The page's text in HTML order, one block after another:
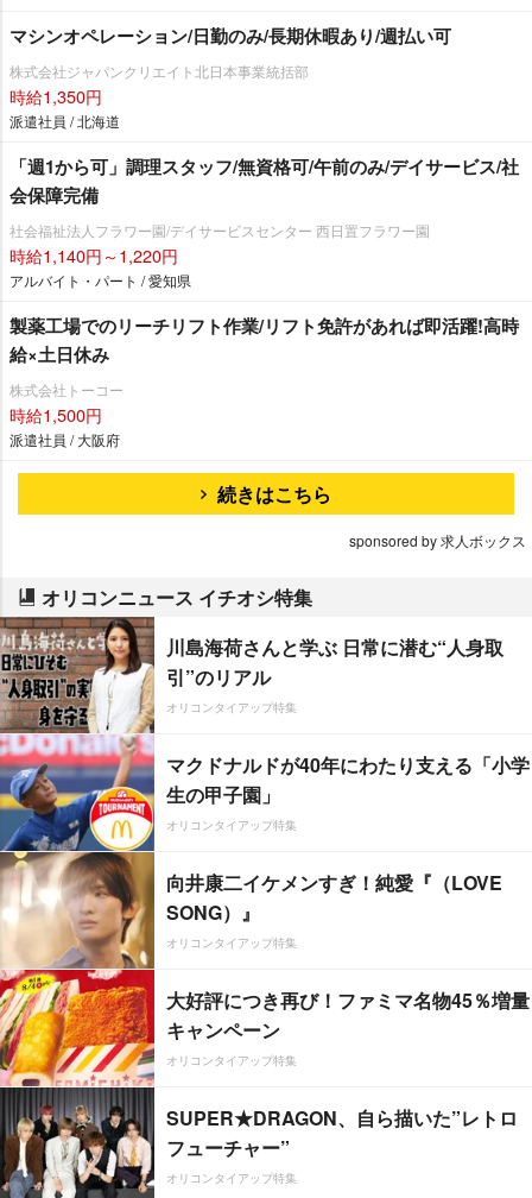
マシンオペレーション/日勤のみ/長期休暇あり/週払い可
株式会社ジャパンクリエイト北日本事業統括部
時給1,350円
派遣社員 / 北海道
「週1から可」調理スタッフ/無資格可/午前のみ/デイサービス/社
会保障完備
社会福祉法人フラワー園/デイサービスセンター 西日置フラワー園
時給1,140円～1,220円
アルバイト・パート / 愛知県
製薬工場でのリーチリフト作業/リフト免許があれば即活躍!高時
給×土日休み
株式会社トーコー
時給1,500円
派遣社員 / 大阪府
続きはこちら
sponsored by 求人ボックス
オリコンニュース イチオシ特集
川島海荷さんと学ぶ 日常に潜む“人身取
引”のリアル
オリコンタイアップ特集
マクドナルドが40年にわたり支える「小学
生の甲子園」
オリコンタイアップ特集
向井康二イケメンすぎ！純愛『（LOVE
SONG）』
オリコンタイアップ特集
大好評につき再び！ファミマ名物45％増量
キャンペーン
オリコンタイアップ特集
SUPER★DRAGON、自ら描いた”レトロ
フューチャー”
オリコンタイアップ特集